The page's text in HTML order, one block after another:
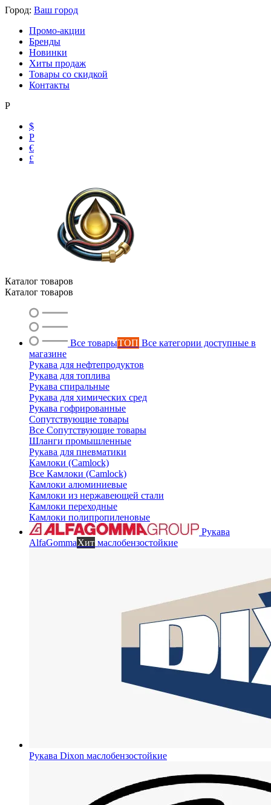
Город: Ваш город
Промо-акции
Бренды
Новинки
Хиты продаж
Товары со скидкой
Контакты
Р
$
Р
€
£
Каталог товаров
Каталог товаров
Все товарыТОП Все категории доступные в
магазине
Рукава для нефтепродуктов
Рукава для топлива
Рукава спиральные
Рукава для химических сред
Рукава гофрированные
Сопутствующие товары
Все Сопутствующие товары
Шланги промышленные
Рукава для пневматики
Камлоки (Camlock)
Все Камлоки (Camlock)
Камлоки алюминиевые
Камлоки из нержавеющей стали
Камлоки переходные
Камлоки полипропиленовые
Рукава
AlfaGommaХит маслобензостойкие
Рукава Dixon маслобензостойкие
Ольга
Маслобензостойкие рукава